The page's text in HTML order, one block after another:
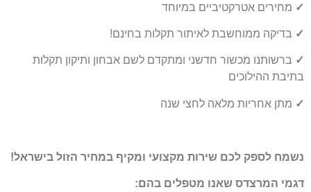
✓ מחירים אטרקטיביים במיוחד
✓ בדיקה ממוחשבת לאיתור תקלות בחינם!
✓ ברשותנו מכשור חדשני ומתקדם לשם אבחון ותיקון תקלות
בתיבת ההילוכים
✓ מתן אחריות מלאה לחצי שנה
נשמח לספק לכם שירות מקצועי ומקיף במחיר הזול בישראל!
דגמי המרצדס שאנו מטפלים בהם: